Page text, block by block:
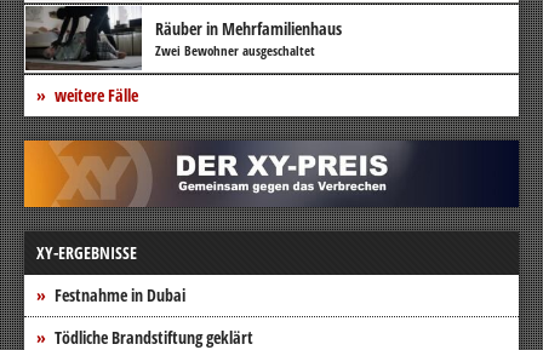
Räuber in Mehrfamilienhaus
Zwei Bewohner ausgeschaltet
weitere Fälle
XY-ERGEBNISSE
Festnahme in Dubai
Tödliche Brandstiftung geklärt